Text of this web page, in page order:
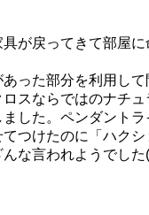
が戻ってきて部屋
った部分を利用し
スならではのナチ
した。ペンダントラ
つけたのに「ハク
な言われようでした